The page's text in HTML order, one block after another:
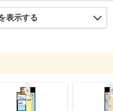
表示する